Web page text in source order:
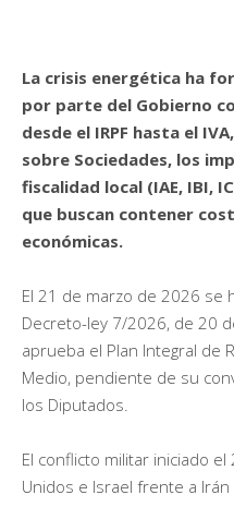
La crisis energética ha
por parte del Gobierno
desde el IRPF hasta el
sobre Sociedades, los
fiscalidad local (IAE, IBI,
que buscan contener
económicas.
El 21 de marzo de 2026 se
Decreto-ley 7/2026, de 20
aprueba el Plan Integral de
Medio, pendiente de su
los Diputados.
El conflicto militar iniciado
Unidos e Israel frente a